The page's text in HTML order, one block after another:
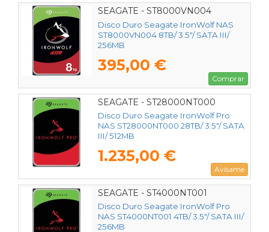
SEAGATE - ST8000VN004
Disco Duro Seagate IronWolf NAS
ST8000VN004 8TB/ 3.5"/ SATA III/
256MB
395,00 €
Comprar
SEAGATE - ST28000NT000
Disco Duro Seagate IronWolf Pro
NAS ST28000NT000 28TB/ 3.5"/ SATA
III/ 512MB
1.235,00 €
Avísame
SEAGATE - ST4000NT001
Disco Duro Seagate IronWolf Pro
NAS ST4000NT001 4TB/ 3.5"/ SATA III/
256MB